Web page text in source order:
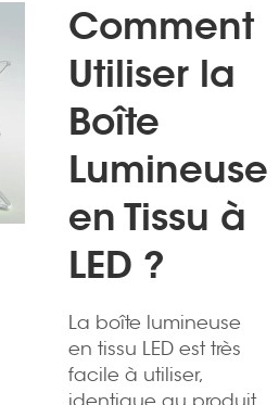
Comment
Utiliser la
Boîte
Lumineuse
en Tissu à
LED ?
La boîte lumineuse
en tissu LED est très
facile à utiliser,